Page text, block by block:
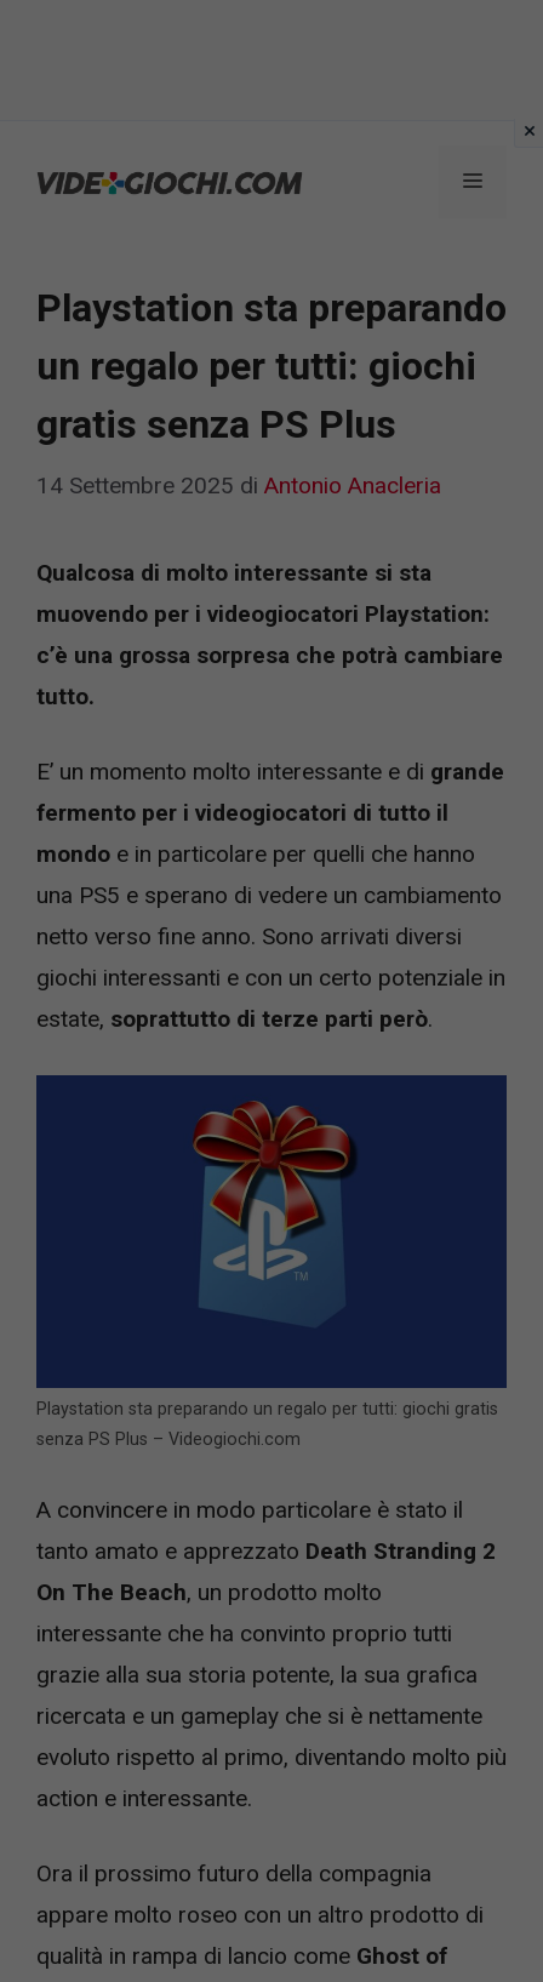
Menu
Playstation sta preparando
un regalo per tutti: giochi
gratis senza PS Plus
14 Settembre 2025 di Antonio Anacleria
Qualcosa di molto interessante si sta
muovendo per i videogiocatori Playstation:
c’è una grossa sorpresa che potrà cambiare
tutto.
E’ un momento molto interessante e di grande
fermento per i videogiocatori di tutto il
mondo e in particolare per quelli che hanno
una PS5 e sperano di vedere un cambiamento
netto verso fine anno. Sono arrivati diversi
giochi interessanti e con un certo potenziale in
estate, soprattutto di terze parti però.
Playstation sta preparando un regalo per tutti: giochi gratis
senza PS Plus – Videogiochi.com
A convincere in modo particolare è stato il
tanto amato e apprezzato Death Stranding 2
On The Beach, un prodotto molto
interessante che ha convinto proprio tutti
grazie alla sua storia potente, la sua grafica
ricercata e un gameplay che si è nettamente
evoluto rispetto al primo, diventando molto più
action e interessante.
Ora il prossimo futuro della compagnia
appare molto roseo con un altro prodotto di
qualità in rampa di lancio come Ghost of